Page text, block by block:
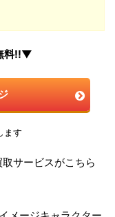
料!!▼
ます
サービスがこちら